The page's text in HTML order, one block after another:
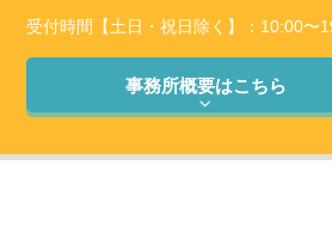
受付時間【土日・祝日除く】：10:00〜
事務所概要はこちら